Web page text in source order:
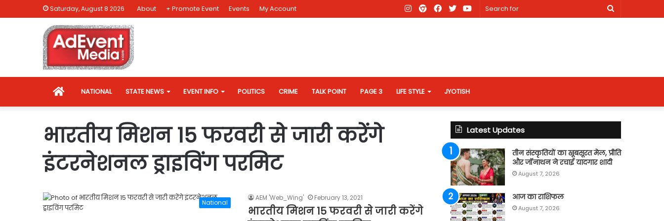
Saturday, August 8 2026 About + Promote Event Events My Account
Search
Youtube
X
Facebook
AD
Instagram
HOMENATIONAL STATE NEWS EVENT INFO POLITICS CRIME TALK POINT PAGE 3 LIFE STYLE JYOTISH
भारतीय मिशन 15 फरवरी से जारी करेंगे
इंटरनेशनल ड्राइविंग परमिट
National
AEM 'Web_Wing' February 13, 2021
भारतीय मिशन 15 फरवरी से जारी करेंगे
Latest Updates
तीन संस्कृतियों का खूबसूरत मेल, प्रीति
और जॉनाथन ने रचाई यादगार शादी
August 7, 2026
आज का राशिफल
August 7, 2026